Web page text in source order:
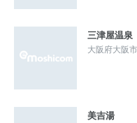
三津屋温泉
大阪府大阪
美吉湯